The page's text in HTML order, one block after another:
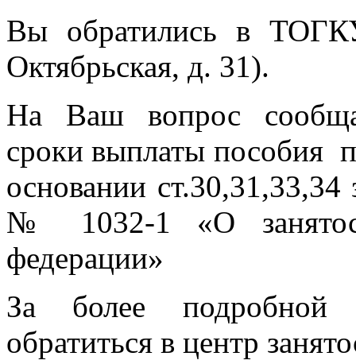
Вы обратились в
Октябрьская, д. 31).
На Ваш вопрос
сроки выплаты пособия
основании
№ 1032-1 «О
федерации»
За более подробной
обратиться в центр